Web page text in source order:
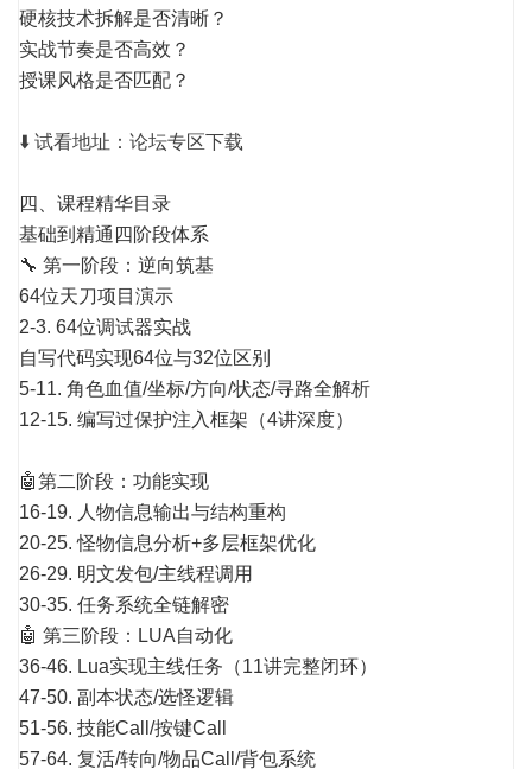
硬核技术拆解是否清晰？
实战节奏是否高效？
授课风格是否匹配？
⬇️ 试看地址：论坛专区下载
四、课程精华目录
基础到精通四阶段体系
🔧 第一阶段：逆向筑基
64位天刀项目演示
2-3. 64位调试器实战
自写代码实现64位与32位区别
5-11. 角色血值/坐标/方向/状态/寻路全解析
12-15. 编写过保护注入框架（4讲深度）
🤖第二阶段：功能实现
16-19. 人物信息输出与结构重构
20-25. 怪物信息分析+多层框架优化
26-29. 明文发包/主线程调用
30-35. 任务系统全链解密
🤖 第三阶段：LUA自动化
36-46. Lua实现主线任务（11讲完整闭环）
47-50. 副本状态/选怪逻辑
51-56. 技能Call/按键Call
57-64. 复活/转向/物品Call/背包系统